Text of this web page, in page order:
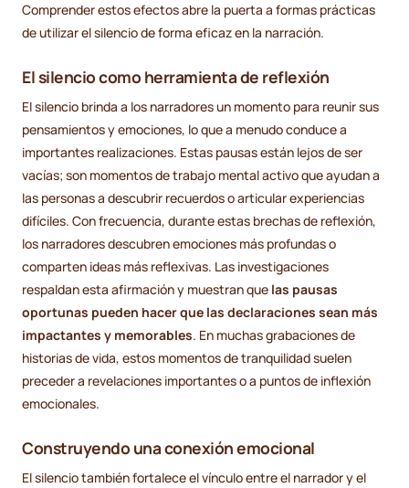
Comprender estos efectos abre la puerta a formas prácticas
de utilizar el silencio de forma eficaz en la narración.
El silencio como herramienta de reflexión
El silencio brinda a los narradores un momento para reunir sus
pensamientos y emociones, lo que a menudo conduce a
importantes realizaciones. Estas pausas están lejos de ser
vacías; son momentos de trabajo mental activo que ayudan a
las personas a descubrir recuerdos o articular experiencias
difíciles. Con frecuencia, durante estas brechas de reflexión,
los narradores descubren emociones más profundas o
comparten ideas más reflexivas. Las investigaciones
respaldan esta afirmación y muestran que las pausas
oportunas pueden hacer que las declaraciones sean más
impactantes y memorables. En muchas grabaciones de
historias de vida, estos momentos de tranquilidad suelen
preceder a revelaciones importantes o a puntos de inflexión
emocionales.
Construyendo una conexión emocional
El silencio también fortalece el vínculo entre el narrador y el